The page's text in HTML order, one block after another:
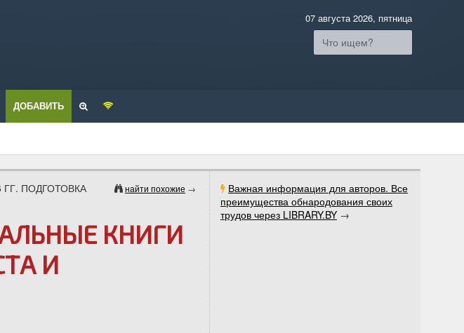
07 августа 2026, пятница
ДОБАВИТЬ
Важная информация для авторов. Все
преимущества обнародования своих
трудов через LIBRARY.BY →
найти похожие →
ГГ. ПОДГОТОВКА
КНИГИ
И